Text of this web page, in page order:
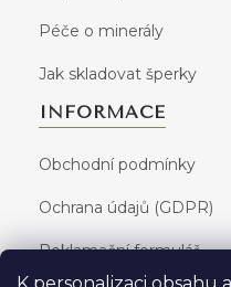
Péče o minerály
Jak skladovat šperky
INFORMACE
Obchodní podmínky
Ochrana údajů (GDPR)
Reklamační formulář